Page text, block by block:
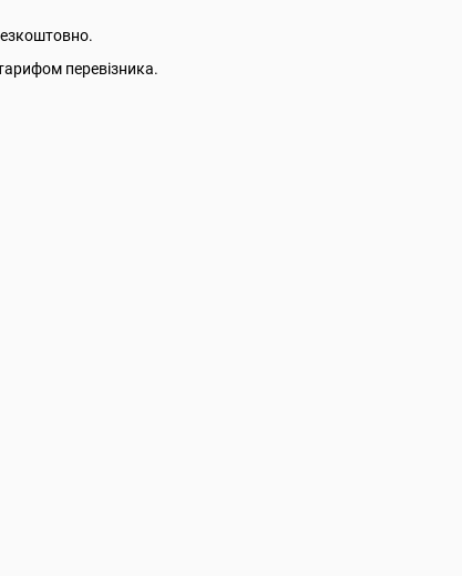
перевізника.